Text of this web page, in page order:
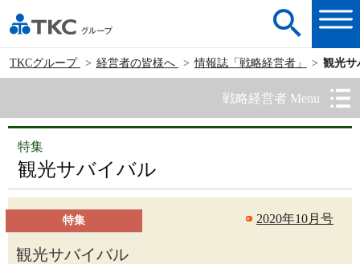
TKCグループ 経営者の皆様へ 情報誌「戦略経営者」 観光サ
戦略経営者 Menu
特集
観光サバイバル
2020年10月号
特集
観光サバイバル